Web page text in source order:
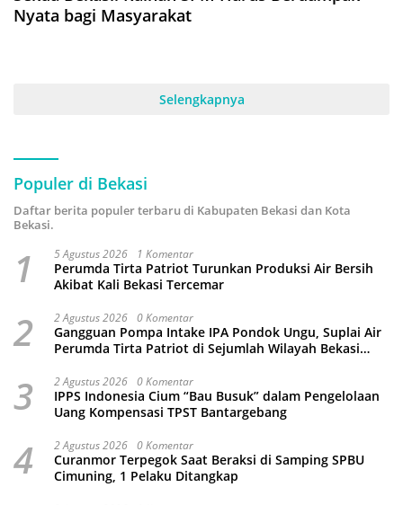
Nyata bagi Masyarakat
Selengkapnya
Populer di Bekasi
Daftar berita populer terbaru di Kabupaten Bekasi dan Kota
Bekasi.
1 5 Agustus 2026 1 Komentar
Perumda Tirta Patriot Turunkan Produksi Air Bersih
Akibat Kali Bekasi Tercemar
2 2 Agustus 2026 0 Komentar
Gangguan Pompa Intake IPA Pondok Ungu, Suplai Air
Perumda Tirta Patriot di Sejumlah Wilayah Bekasi
3 2 Agustus 2026 0 Komentar
IPPS Indonesia Cium “Bau Busuk” dalam Pengelolaan
Uang Kompensasi TPST Bantargebang
4 2 Agustus 2026 0 Komentar
Curanmor Terpegok Saat Beraksi di Samping SPBU
Cimuning, 1 Pelaku Ditangkap